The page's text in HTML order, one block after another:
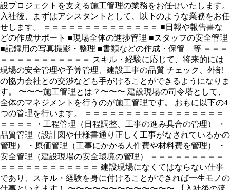
設プロジェクトを支える施工管理の業務をお任せいたします。
入社後、まずはアシスタントとして、以下のような業務をお任
せします。 ＝＝＝＝＝＝＝＝＝＝＝＝＝＝ ■日報や報告書な
どの作成サポート ■現場全体の進捗管理 ■スタッフの安全管理
■記録用の写真撮影・整理 ■書類などの作成・保管 等 ＝＝＝
＝＝＝＝＝＝＝＝＝＝＝ スキル・経験に応じて、将来的には
現場の安全管理や予算管理、建設工事の品質 チェック、外部
の協力会社との交渉なども手がけることができるようになりま
す。 〜〜〜施工管理とは？〜〜〜 建設現場の司令塔として、
全体のマネジメントを行うのが施工管理です。 おもに以下の4
つの管理を行います。 ＝＝＝＝＝＝＝＝＝＝＝＝＝＝＝＝＝
＝＝＝＝ ・工程管理（日程調整、工事の進み具合の管理） ・
品質管理（設計図や仕様書通り正しく工事がなされているかの
管理） ・原価管理（工事にかかる人件費や材料費を管理） ・
安全管理（建設現場の安全環境の管理） ＝＝＝＝＝＝＝＝＝
＝＝＝＝＝＝＝＝＝＝＝＝ 建設現場になくてはならない仕事
であり、スキル・経験を身に付けることができれば一生モノの